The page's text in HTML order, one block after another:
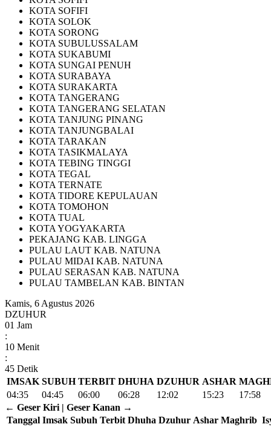
KOTA SOFIFI
KOTA SOLOK
KOTA SORONG
KOTA SUBULUSSALAM
KOTA SUKABUMI
KOTA SUNGAI PENUH
KOTA SURABAYA
KOTA SURAKARTA
KOTA TANGERANG
KOTA TANGERANG SELATAN
KOTA TANJUNG PINANG
KOTA TANJUNGBALAI
KOTA TARAKAN
KOTA TASIKMALAYA
KOTA TEBING TINGGI
KOTA TEGAL
KOTA TERNATE
KOTA TIDORE KEPULAUAN
KOTA TOMOHON
KOTA TUAL
KOTA YOGYAKARTA
PEKAJANG KAB. LINGGA
PULAU LAUT KAB. NATUNA
PULAU MIDAI KAB. NATUNA
PULAU SERASAN KAB. NATUNA
PULAU TAMBELAN KAB. BINTAN
Kamis, 6 Agustus 2026
DZUHUR
01 Jam
:
10 Menit
:
44 Detik
IMSAK SUBUH TERBIT DHUHA DZUHUR ASHAR
04:35
04:45 06:00 06:28 12:02 15:23
17:58
← Geser Kiri | Geser Kanan →
Tanggal Imsak Subuh Terbit Dhuha Dzuhur Ashar Maghrib